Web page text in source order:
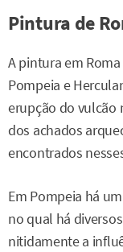
Pintura de
A pintura em
Pompeia e
erupção do vulcão
dos achados
encontrados
Em Pompeia há
no qual há
nitidamente a